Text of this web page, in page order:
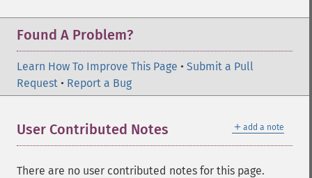
Found A Problem?
Learn How To Improve This Page • Submit a Pull
Request • Report a Bug
＋ add a note
User Contributed Notes
There are no user contributed notes for this page.